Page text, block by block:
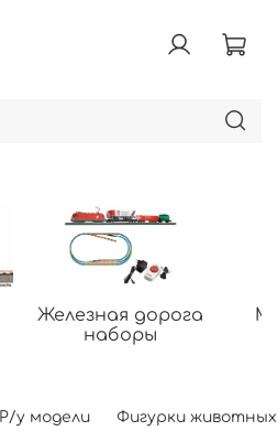
Железная дорога
наборы
Р/у модели Фигурки животных